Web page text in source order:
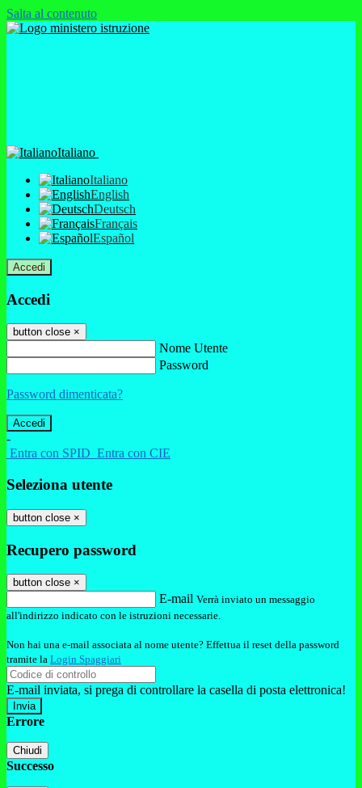
Salta al contenuto
Italiano
Italiano
English
Deutsch
Français
Español
Accedi
Accedi
button close ×
Nome Utente
Password
Password dimenticata?
-
Entra con SPID Entra con CIE
Seleziona utente
button close ×
Recupero password
button close ×
E-mail Verrà inviato un messaggio
all'indirizzo indicato con le istruzioni necessarie.
Non hai una e-mail associata al nome utente? Effettua il reset della password
tramite la Login Spaggiari
E-mail inviata, si prega di controllare la casella di posta elettronica!
Errore
Chiudi
Successo